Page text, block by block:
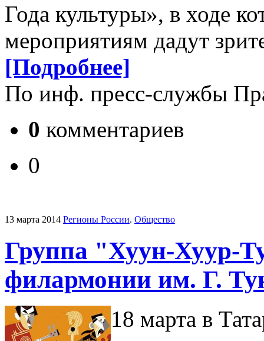
Года культуры», в ходе
мероприятиям дадут
[Подробнее]
По инф. пресс-службы
0 комментариев
0
13 марта 2014 Регионы России. Общество
Группа "Хуун-Хуур-
филармонии им. Г.
18 марта в